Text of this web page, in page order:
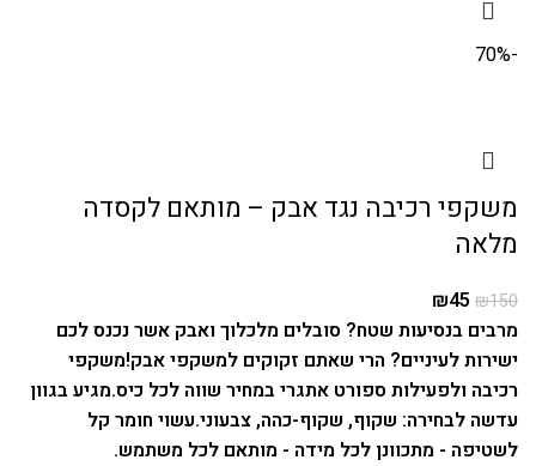
-70%
משקפי רכיבה נגד אבק – מותאם לקסדה
מלאה
₪150
₪45
מרבים בנסיעות שטח? סובלים מלכלוך ואבק אשר נכנס לכם
ישירות לעיניים? הרי שאתם זקוקים למשקפי אבק!משקפי
רכיבה ולפעילות ספורט אתגרי במחיר שווה לכל כיס.מגיע בגוון
עדשה לבחירה: שקוף, שקוף-כהה, צבעוני.עשוי חומר קל
לשטיפה - מתכוונן לכל מידה - מותאם לכל משתמש.